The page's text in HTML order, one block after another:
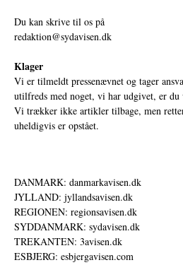
Du kan skrive til os på
redaktion@sydavisen.dk
Klager
Vi er tilmeldt pressenævnet og tager
utilfreds med noget, vi har udgivet, er
Vi trækker ikke artikler tilbage, men
uheldigvis er opstået.
DANMARK: danmarkavisen.dk
JYLLAND: jyllandsavisen.dk
REGIONEN: regionsavisen.dk
SYDDANMARK: sydavisen.dk
TREKANTEN: 3avisen.dk
ESBJERG: esbjergavisen.com